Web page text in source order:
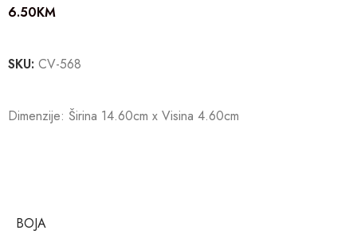
6.50KM
SKU: CV-568
Dimenzije: Širina 14.60cm x Visina 4.60cm
BOJA